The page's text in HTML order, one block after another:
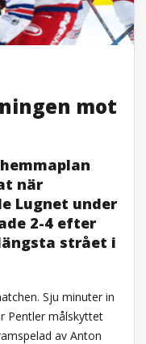
mot
när
Lugnet under
2-4 efter
strået i
Sju minuter in
Pentler målskyttet
av Anton